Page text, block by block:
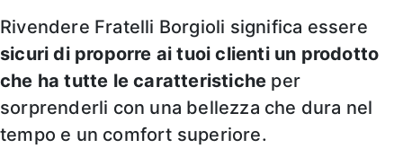
Rivendere Fratelli Borgioli significa essere
sicuri di proporre ai tuoi clienti un prodotto
che ha tutte le caratteristiche per
sorprenderli con una bellezza che dura nel
tempo e un comfort superiore.